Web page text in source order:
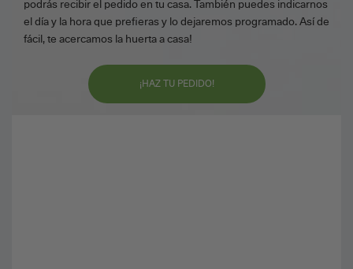
podrás recibir el pedido en tu casa. También puedes indicarnos
el día y la hora que prefieras y lo dejaremos programado. Así de
fácil, te acercamos la huerta a casa!
¡HAZ TU PEDIDO!